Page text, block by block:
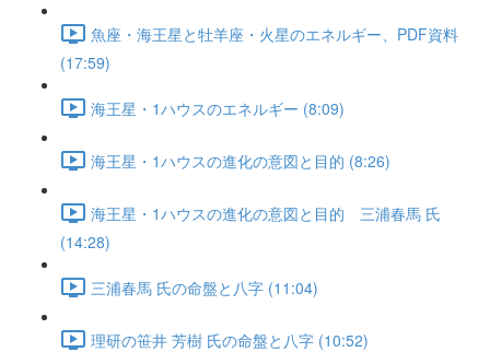
魚座・海王星と牡羊座・火星のエネルギー、PDF資料
(17:59)
海王星・1ハウスのエネルギー (8:09)
海王星・1ハウスの進化の意図と目的 (8:26)
海王星・1ハウスの進化の意図と目的 三浦春馬 氏
(14:28)
三浦春馬 氏の命盤と八字 (11:04)
理研の笹井 芳樹 氏の命盤と八字 (10:52)